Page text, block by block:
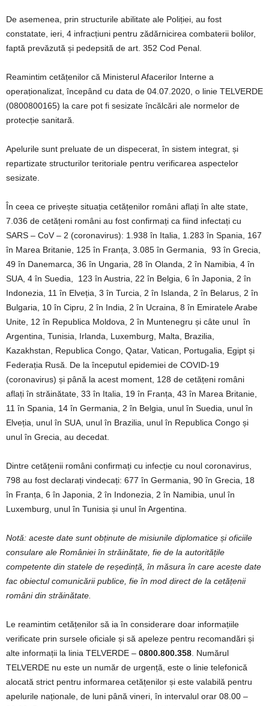
De asemenea, prin structurile abilitate ale Poliției, au fost
constatate, ieri, 4 infracțiuni pentru zădărnicirea combaterii bolilor,
faptă prevăzută și pedepsită de art. 352 Cod Penal.
Reamintim cetățenilor că Ministerul Afacerilor Interne a
operaționalizat, începând cu data de 04.07.2020, o linie TELVERDE
(0800800165) la care pot fi sesizate încălcări ale normelor de
protecție sanitară.
Apelurile sunt preluate de un dispecerat, în sistem integrat, și
repartizate structurilor teritoriale pentru verificarea aspectelor
sesizate.
În ceea ce privește situația cetățenilor români aflați în alte state,
7.036 de cetățeni români au fost confirmați ca fiind infectați cu
SARS – CoV – 2 (coronavirus): 1.938 în Italia, 1.283 în Spania, 167
în Marea Britanie, 125 în Franța, 3.085 în Germania, 93 în Grecia,
49 în Danemarca, 36 în Ungaria, 28 în Olanda, 2 în Namibia, 4 în
SUA, 4 în Suedia, 123 în Austria, 22 în Belgia, 6 în Japonia, 2 în
Indonezia, 11 în Elveția, 3 în Turcia, 2 în Islanda, 2 în Belarus, 2 în
Bulgaria, 10 în Cipru, 2 în India, 2 în Ucraina, 8 în Emiratele Arabe
Unite, 12 în Republica Moldova, 2 în Muntenegru și câte unul în
Argentina, Tunisia, Irlanda, Luxemburg, Malta, Brazilia,
Kazakhstan, Republica Congo, Qatar, Vatican, Portugalia, Egipt și
Federația Rusă. De la începutul epidemiei de COVID-19
(coronavirus) și până la acest moment, 128 de cetățeni români
aflați în străinătate, 33 în Italia, 19 în Franța, 43 în Marea Britanie,
11 în Spania, 14 în Germania, 2 în Belgia, unul în Suedia, unul în
Elveția, unul în SUA, unul în Brazilia, unul în Republica Congo și
unul în Grecia, au decedat.
Dintre cetățenii români confirmați cu infecție cu noul coronavirus,
798 au fost declarați vindecați: 677 în Germania, 90 în Grecia, 18
în Franța, 6 în Japonia, 2 în Indonezia, 2 în Namibia, unul în
Luxemburg, unul în Tunisia și unul în Argentina.
Notă: aceste date sunt obținute de misiunile diplomatice și oficiile
consulare ale României în străinătate, fie de la autoritățile
competente din statele de reședință, în măsura în care aceste date
fac obiectul comunicării publice, fie în mod direct de la cetățenii
români din străinătate.
Le reamintim cetățenilor să ia în considerare doar informațiile
verificate prin sursele oficiale și să apeleze pentru recomandări și
alte informații la linia TELVERDE – 0800.800.358 . Numărul
TELVERDE nu este un număr de urgență, este o linie telefonică
alocată strict pentru informarea cetățenilor și este valabilă pentru
apelurile naționale, de luni până vineri, în intervalul orar 08.00 –